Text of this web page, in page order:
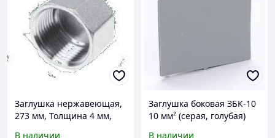
Заглушка нержавеющая,
273 мм, Толщина 4 мм,
В наличии
Заглушка боковая ЗБК-10
10 мм² (серая, голубая)
В наличии